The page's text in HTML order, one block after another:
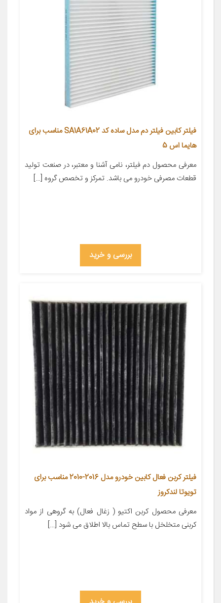
فیلتر کابین فیلتر دم مدل ساده کد SA1A61A02 مناسب برای
هایما اس 5
معرفی محصول دم فیلتر، نامی آشنا و معتبر، در صنعت تولید
قطعات مصرفی خودرو می باشد. تمرکز و تخصص گروه […]
بررسی و خرید
فیلتر کربن فعال کابین خودرو مدل 2016-2010 مناسب برای
تویوتا لندکروز
معرفی محصول کربن اکتیو ( زغال فعال) به گروهی از مواد
کربنی متخلخل با سطح تماس بالا اطلاق می شود […]